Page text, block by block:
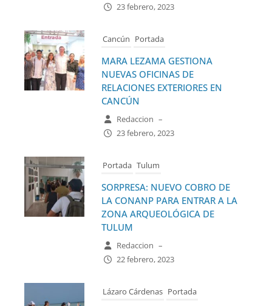
23 febrero, 2023
Cancún Portada
MARA LEZAMA GESTIONA
NUEVAS OFICINAS DE
RELACIONES EXTERIORES EN
CANCÚN
Redaccion –
23 febrero, 2023
Portada Tulum
SORPRESA: NUEVO COBRO DE
LA CONANP PARA ENTRAR A LA
ZONA ARQUEOLÓGICA DE
TULUM
Redaccion –
22 febrero, 2023
Lázaro Cárdenas Portada